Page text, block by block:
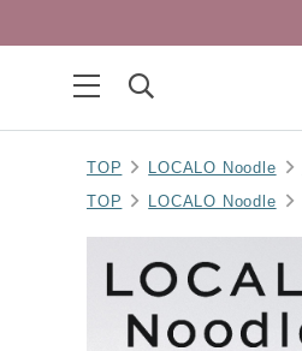
TOP LOCALO Noodle
TOP
LOCALO Noodle